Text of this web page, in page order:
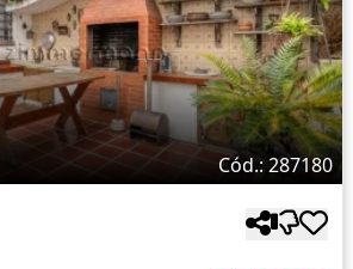
Cód.: 287180